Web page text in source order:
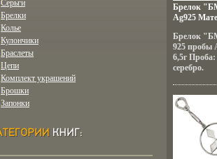
Серьги
Брелки
Колье
Кулончики
Браслеты
Цепи
Комплект украшений
Брошки
Запонки
Брелок
Ag925
Брелок
925 пробы
6,5г
серебро.